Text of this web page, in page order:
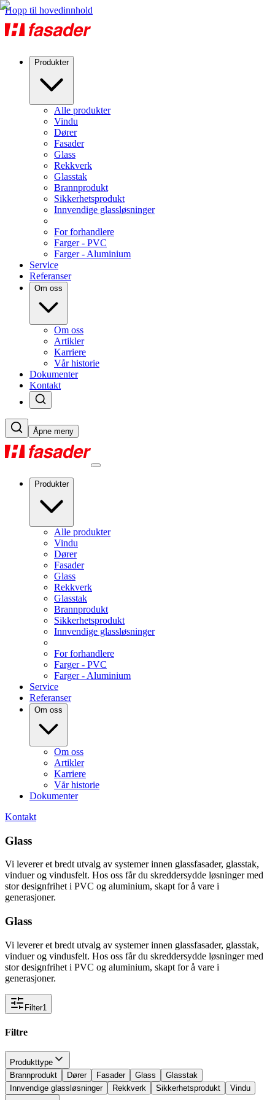
Hopp til hovedinnhold
Produkter
Alle produkter
Vindu
Dører
Fasader
Glass
Rekkverk
Glasstak
Brannprodukt
Sikkerhetsprodukt
Innvendige glassløsninger
For forhandlere
Farger - PVC
Farger - Aluminium
Service
Referanser
Om oss
Om oss
Artikler
Karriere
Vår historie
Dokumenter
Kontakt
Åpne meny
Produkter
Alle produkter
Vindu
Dører
Fasader
Glass
Rekkverk
Glasstak
Brannprodukt
Sikkerhetsprodukt
Innvendige glassløsninger
For forhandlere
Farger - PVC
Farger - Aluminium
Service
Referanser
Om oss
Om oss
Artikler
Karriere
Vår historie
Dokumenter
Kontakt
Glass
Vi leverer et bredt utvalg av systemer innen glassfasader, glasstak,
vinduer og vindusfelt. Hos oss får du skreddersydde løsninger med
stor designfrihet i PVC og aluminium, skapt for å vare i
generasjoner.
Glass
Vi leverer et bredt utvalg av systemer innen glassfasader, glasstak,
vinduer og vindusfelt. Hos oss får du skreddersydde løsninger med
stor designfrihet i PVC og aluminium, skapt for å vare i
generasjoner.
Filter1
Filtre
Produkttype
Brannprodukt
Dører Fasader Glass
Glasstak
Innvendige glassløsninger
Rekkverk Sikkerhetsprodukt Vindu